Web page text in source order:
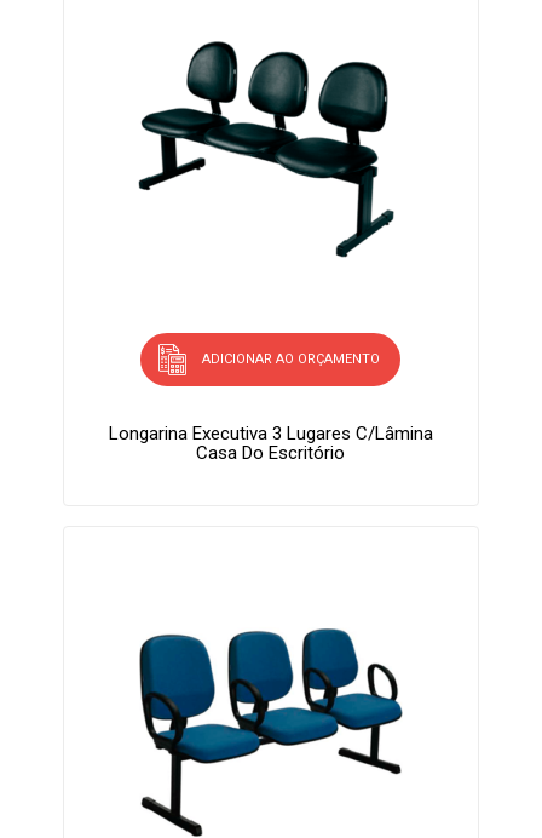
ADICIONAR AO ORÇAMENTO
Longarina Executiva 3 Lugares C/lâmina
Casa Do Escritório